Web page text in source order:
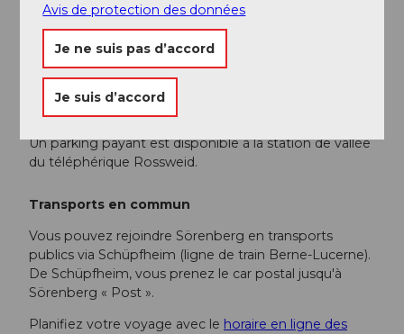
Glaubenbielen vers Sörenberg.
Planifiez votre parcours avec l’aide du
parcours Google.
Stationnement
Un parking payant est disponible à la station de vallée
du téléphérique Rossweid.
Transports en commun
Vous pouvez rejoindre Sörenberg en transports
publics via Schüpfheim (ligne de train Berne-Lucerne).
De Schüpfheim, vous prenez le car postal jusqu'à
Sörenberg « Post ».
Planifiez votre voyage avec le horaire en ligne des
Avis de protection des données
Je ne suis pas d’accord
Je suis d’accord